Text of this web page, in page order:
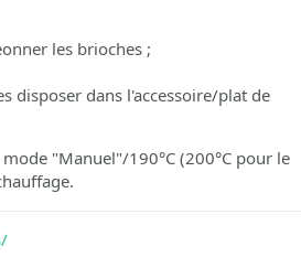
les brioches ;
disposer dans l'accessoire/plat de
"Manuel"/190°C (200°C pour le